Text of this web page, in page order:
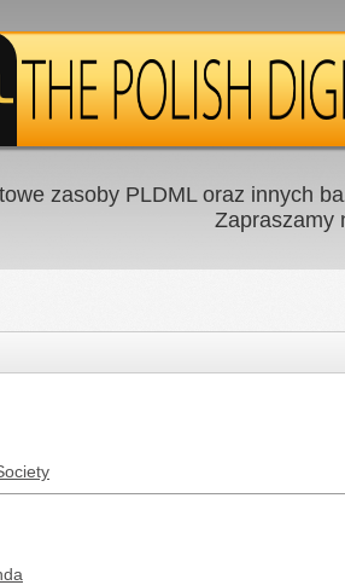
zasoby PLDML oraz innych
Zapraszamy